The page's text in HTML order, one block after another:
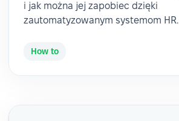
i jak można jej zapobiec dzięki
zautomatyzowanym systemom HR.
How to